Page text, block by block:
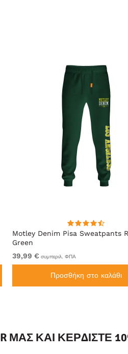
Motley Denim Pisa Sweatpants
Green
39,99 € συμπεριλ. ΦΠΑ
Προσθήκη στο καλάθι
ΜΑΣ ΚΑΙ